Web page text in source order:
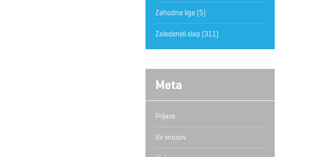
Zahodna liga (5)
Zaledeneli slap (311)
Meta
Prijava
Vir vnosov